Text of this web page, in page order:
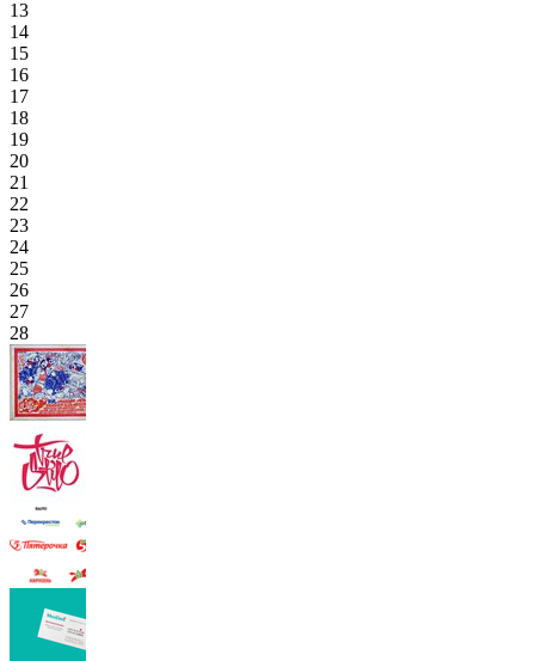
13
14
15
16
17
18
19
20
21
22
23
24
25
26
27
28